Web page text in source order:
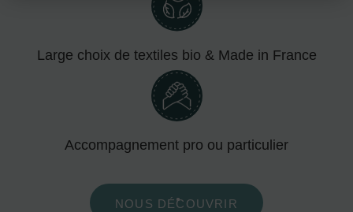
Large choix de textiles bio & Made in France
Accompagnement pro ou particulier
NOUS DÉCOUVRIR